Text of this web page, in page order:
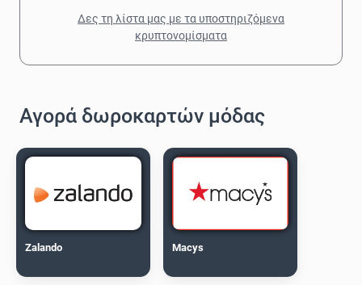
Δες τη λίστα μας με τα υποστηριζόμενα
κρυπτονομίσματα
Αγορά δωροκαρτών μόδας
Zalando Macys